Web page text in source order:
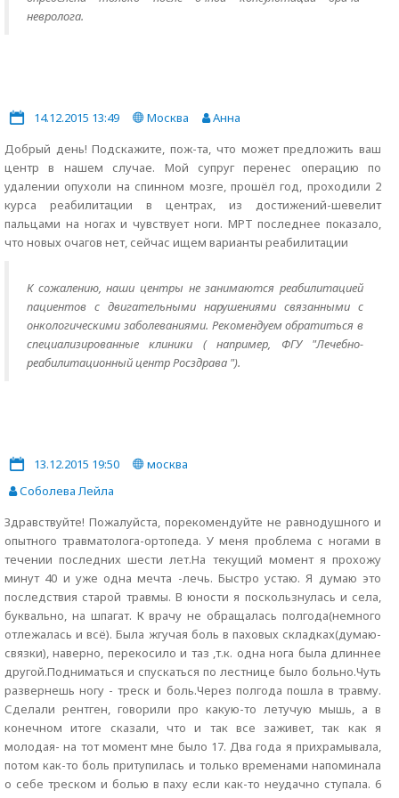
невролога.
14.12.2015 13:49 Москва
Анна
Добрый день! Подскажите, пож-та, что может предложить ваш
центр в нашем случае. Мой супруг перенес операцию по
удалении опухоли на спинном мозге, прошёл год, проходили 2
курса реабилитации в центрах, из достижений-шевелит
пальцами на ногах и чувствует ноги. МРТ последнее показало,
что новых очагов нет, сейчас ищем варианты реабилитации
К сожалению, наши центры не занимаются реабилитацией
пациентов с двигательными нарушениями связанными с
онкологическими заболеваниями. Рекомендуем обратиться в
специализированные клиники ( например, ФГУ "Лечебно-
реабилитационный центр Росздрава ").
13.12.2015 19:50
москва
Соболева Лейла
Здравствуйте! Пожалуйста, порекомендуйте не равнодушного и
опытного травматолога-ортопеда. У меня проблема с ногами в
течении последних шести лет.На текущий момент я прохожу
минут 40 и уже одна мечта -лечь. Быстро устаю. Я думаю это
последствия старой травмы. В юности я поскользнулась и села,
буквально, на шпагат. К врачу не обращалась полгода(немного
отлежалась и всё). Была жгучая боль в паховых складках(думаю-
связки), наверно, перекосило и таз ,т.к. одна нога была длиннее
другой.Подниматься и спускаться по лестнице было больно.Чуть
развернешь ногу - треск и боль.Через полгода пошла в травму.
Сделали рентген, говорили про какую-то летучую мышь, а в
конечном итоге сказали, что и так все заживет, так как я
молодая- на тот момент мне было 17. Два года я прихрамывала,
потом как-то боль притупилась и только временами напоминала
о себе треском и болью в паху если как-то неудачно ступала. 6